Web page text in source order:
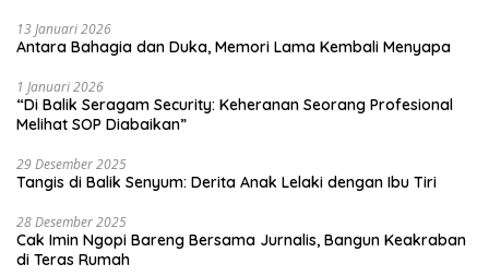
13 Januari 2026
Antara Bahagia dan Duka, Memori Lama Kembali Menyapa
1 Januari 2026
“Di Balik Seragam Security: Keheranan Seorang Profesional
Melihat SOP Diabaikan”
29 Desember 2025
Tangis di Balik Senyum: Derita Anak Lelaki dengan Ibu Tiri
28 Desember 2025
Cak Imin Ngopi Bareng Bersama Jurnalis, Bangun Keakraban
di Teras Rumah